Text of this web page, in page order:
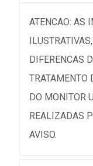
ATENCAO: AS
DIFERENCAS
TRATAMENTO
DO MONITOR
REALIZADAS
AVISO.